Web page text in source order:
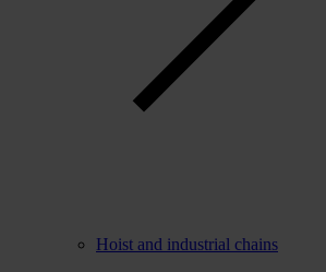
Hoist and industrial chains